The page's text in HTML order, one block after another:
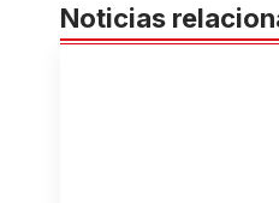
Noticias